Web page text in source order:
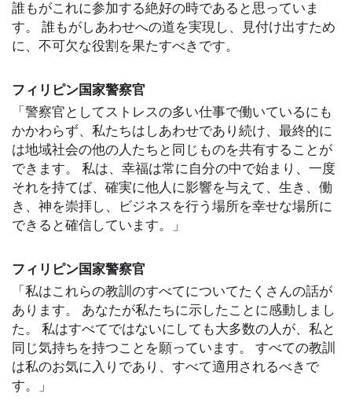
誰もがこれに参加する絶好の時であると思っていま
す。 誰もがしあわせへの道を実現し、見付け出すため
に、不可欠な役割を果たすべきです。
フィリピン国家警察官
「警察官としてストレスの多い仕事で働いているにも
かかわらず、私たちはしあわせであり続け、最終的に
は地域社会の他の人たちと同じものを共有することが
できます。 私は、幸福は常に自分の中で始まり、一度
それを持てば、確実に他人に影響を与えて、生き、働
き、神を崇拝し、ビジネスを行う場所を幸せな場所に
できると確信しています。」
フィリピン国家警察官
「私はこれらの教訓のすべてについてたくさんの話が
あります。 あなたが私たちに示したことに感動しまし
た。 私はすべてではないにしても大多数の人が、私と
同じ気持ちを持つことを願っています。 すべての教訓
は私のお気に入りであり、すべて適用されるべきで
す。」